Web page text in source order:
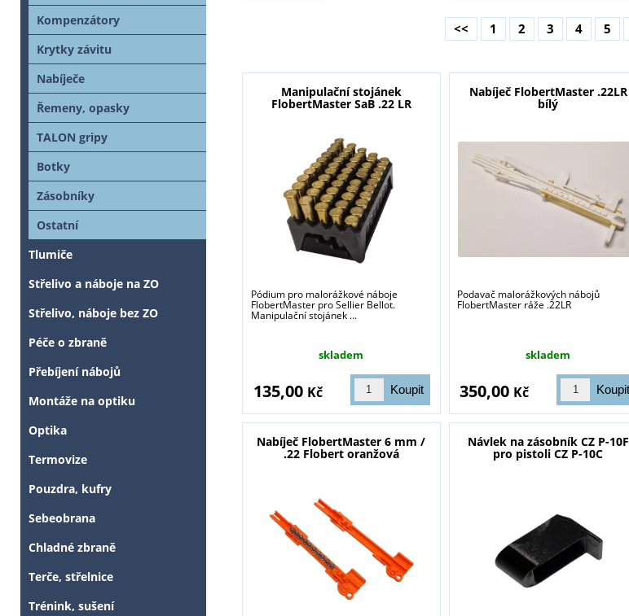
<< 1 2 3 4 5
Manipulační stojánek
FlobertMaster SaB .22 LR
Pódium pro malorážkové náboje
FlobertMaster pro Sellier Bellot.
Manipulační stojánek ...
skladem
135,00 Kč
Nabíječ FlobertMaster .22LR
bílý
Podavač malorážkových nábojů
FlobertMaster ráže .22LR
skladem
350,00 Kč
Nabíječ FlobertMaster 6 mm /
.22 Flobert oranžová
Návlek na zásobník CZ P-10F
pro pistoli CZ P-10C
Kompenzátory
Krytky závitu
Nabíječe
Řemeny, opasky
TALON gripy
Botky
Zásobníky
Ostatní
Tlumiče
Střelivo a náboje na ZO
Střelivo, náboje bez ZO
Péče o zbraně
Přebíjení nábojů
Montáže na optiku
Optika
Termovize
Pouzdra, kufry
Sebeobrana
Chladné zbraně
Terče, střelnice
Trénink, sušení